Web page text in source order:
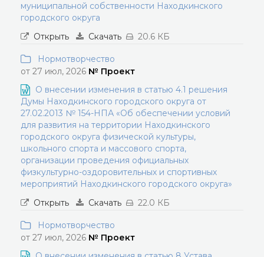
муниципальной собственности Находкинского
городского округа
Открыть
Скачать 20.6 КБ
Нормотворчество
от 27 июл, 2026 № Проект
О внесении изменения в статью 4.1 решения
Думы Находкинского городского округа от
27.02.2013 № 154-НПА «Об обеспечении условий
для развития на территории Находкинского
городского округа физической культуры,
школьного спорта и массового спорта,
организации проведения официальных
физкультурно-оздоровительных и спортивных
мероприятий Находкинского городского округа»
Открыть
Скачать 22.0 КБ
Нормотворчество
от 27 июл, 2026 № Проект